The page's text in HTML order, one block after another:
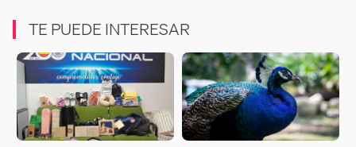
TE PUEDE INTERESAR